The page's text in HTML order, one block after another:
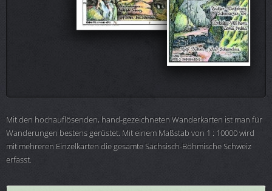
Mit den hochauflösenden, hand-gezeichneten Wanderkarten ist man für
Wanderungen bestens gerüstet. Mit einem Maßstab von 1 : 10000 wird
mit mehreren Einzelkarten die gesamte Sächsisch-Böhmische Schweiz
erfasst.